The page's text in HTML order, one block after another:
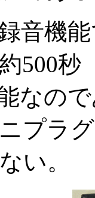
音機
500秒
なの
プラ
い。